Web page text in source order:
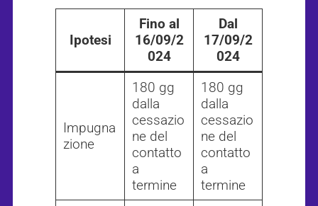
Ipotesi
Fino al
16/09/2
024
Dal
17/09/2
024
Impugna
zione
180 gg
dalla
cessazio
ne del
contatto
a
termine
180 gg
dalla
cessazio
ne del
contatto
a
termine